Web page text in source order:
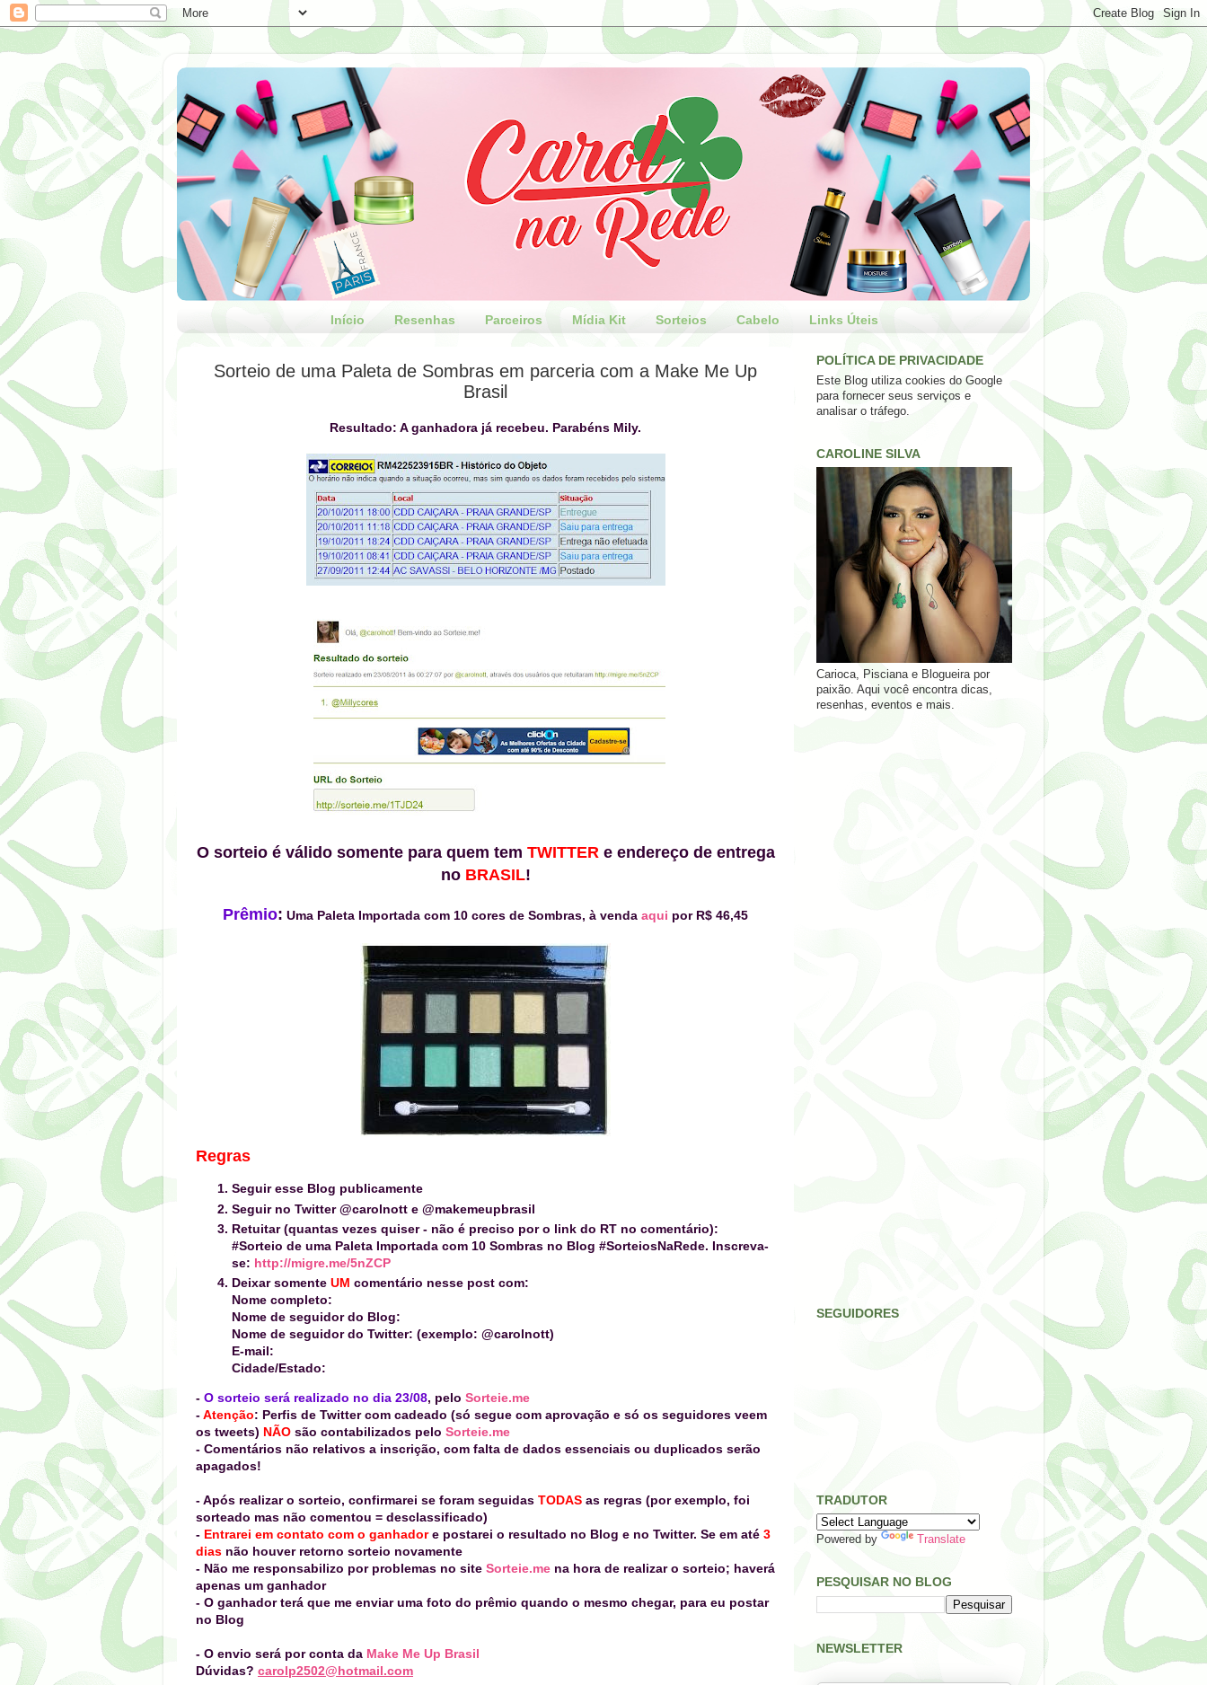
Início Resenhas Parceiros Mídia Kit Sorteios Cabelo Links Úteis
Sorteio de uma Paleta de Sombras em parceria com a Make Me Up
Brasil
Resultado: A ganhadora já recebeu. Parabéns Mily.
O sorteio é válido somente para quem tem TWITTERe endereço de entrega
no BRASIL!
Prêmio: Uma Paleta Importada com 10 cores de Sombras, à venda aqui por R$ 46,45
Regras
Seguir esse Blog publicamente
Seguir no Twitter@carolnott e @makemeupbrasil
Retuitar (quantas vezes quiser - não é preciso por o link do RT no comentário):
#Sorteio de uma Paleta Importada com 10 Sombras no Blog #SorteiosNaRede. Inscreva-
se: http://migre.me/5nZCP
Deixar somente UM comentário nesse post com:
Nome completo:
Nome de seguidor do Blog:
Nome de seguidor do Twitter: (exemplo: @carolnott)
E-mail:
Cidade/Estado:
- O sorteio será realizado no dia 23/08, pelo Sorteie.me
-Atenção: Perfis de Twitter com cadeado (só segue com aprovação e só os seguidores veem
os tweets) NÃO são contabilizados pelo Sorteie.me
- Comentários não relativos a inscrição, com falta de dados essenciais ou duplicados serão
apagados!
- Após realizar o sorteio, confirmarei se foram seguidas TODAS as regras (por exemplo, foi
sorteado mas não comentou = desclassificado)
- Entrarei em contato com o ganhadore postarei o resultado no Blog e no Twitter. Se em até 3
dias não houver retorno sorteio novamente
- Não me responsabilizo por problemas no site Sorteie.me na hora de realizar o sorteio; haverá
apenas um ganhador
- O ganhador terá que me enviar uma foto do prêmio quando o mesmo chegar, para eu postar
no Blog
- O envio será por conta da Make Me Up Brasil
Dúvidas? carolp2502@hotmail.com
POLÍTICA DE PRIVACIDADE
Este Blog utiliza cookies do Google
para fornecer seus serviços e
analisar o tráfego.
CAROLINE SILVA
Carioca, Pisciana e Blogueira por
paixão. Aqui você encontra dicas,
resenhas, eventos e mais.
SEGUIDORES
TRADUTOR
Powered by Translate
PESQUISAR NO BLOG
NEWSLETTER